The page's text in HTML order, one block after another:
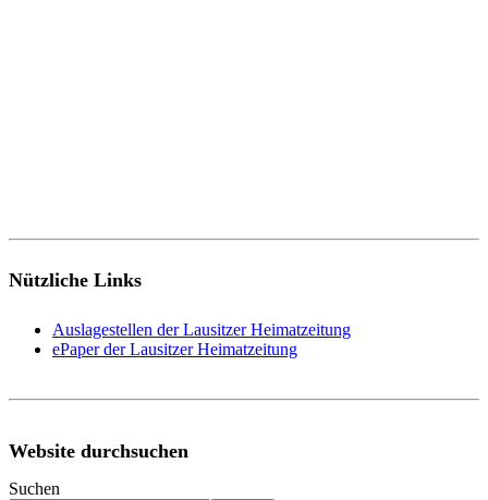
Nützliche Links
Auslagestellen der Lausitzer Heimatzeitung
ePaper der Lausitzer Heimatzeitung
Website durchsuchen
Suchen